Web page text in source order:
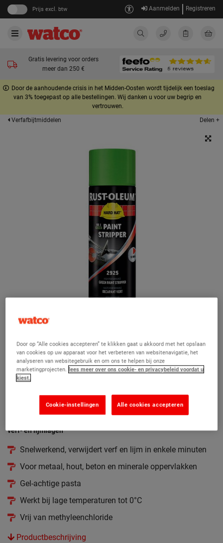
Prijs excl. btw Aanmelden Registreren
Gratis levering voor orders
meer dan 250 €
Door de aanhoudende crisis in het Midden-Oosten wordt tijdelijk een toeslag
van 3% toegepast op alle bestellingen. Wij danken u voor uw begrip en
vertrouwen.
Verfafbijtmiddelen
Delen +
(2)
verf- en lijmlagen
Snelwerkend, verwijdert verf en lijm in enkele minuten
Voor metaal, hout, beton en minerale oppervlakken
Gel-achtige pasta
Werkt bij lage temperaturen tot 0°C
Vrij van methyleenchloride
Productbeschrijving
Door op “Alle cookies accepteren” te klikken gaat u akkoord met het opslaan
van cookies op uw apparaat voor het verbeteren van websitenavigatie, het
analyseren van websitegebruik en om ons te helpen bij onze
marketingprojecten. lees meer over ons cookie- en privacybeleid voordat u
kiest.
Alle cookies accepteren
Cookie-instellingen